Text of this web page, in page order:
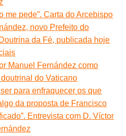
me pede”. Carta do Arcebispo
novo Prefeito do
da Fé, publicada hoje
Manuel Fernández como
do Vaticano
para enfraquecer os que
da proposta de Francisco
Entrevista com D. Víctor